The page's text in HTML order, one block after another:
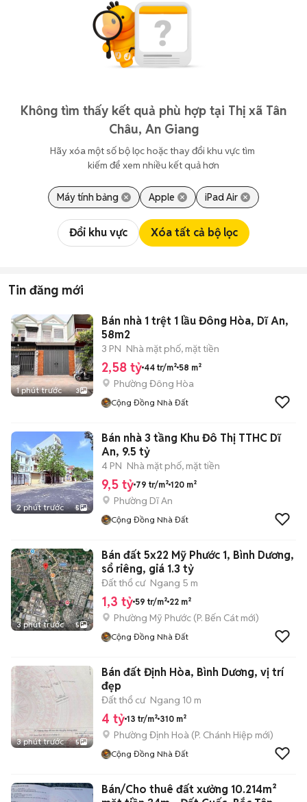
Không tìm thấy kết quả phù hợp tại Thị xã Tân
Châu, An Giang
Hãy xóa một số bộ lọc hoặc thay đổi khu vực tìm
kiếm để xem nhiều kết quả hơn
Máy tính bảng Apple iPad Air
Đổi khu vực Xóa tất cả bộ lọc
Tin đăng mới
1 phút trước 3
Bán nhà 1 trệt 1 lầu Đông Hòa, Dĩ An,
58m2
3 PN Nhà mặt phố, mặt tiền
2,58 tỷ 44 tr/m² 58 m²
Phường Đông Hòa
Cộng Đồng Nhà Đất
2 phút trước 5
Bán nhà 3 tầng Khu Đô Thị TTHC Dĩ
An, 9.5 tỷ
4 PN Nhà mặt phố, mặt tiền
9,5 tỷ 79 tr/m² 120 m²
Phường Dĩ An
Cộng Đồng Nhà Đất
3 phút trước 5
Bán đất 5x22 Mỹ Phước 1, Bình Dương,
sổ riêng, giá 1.3 tỷ
Đất thổ cư Ngang 5 m
1,3 tỷ 59 tr/m² 22 m²
Phường Mỹ Phước (P. Bến Cát mới)
Cộng Đồng Nhà Đất
3 phút trước 5
Bán đất Định Hòa, Bình Dương, vị trí
đẹp
Đất thổ cư Ngang 10 m
4 tỷ 13 tr/m² 310 m²
Phường Định Hoà (P. Chánh Hiệp mới)
Cộng Đồng Nhà Đất
Bán/Cho thuê đất xưởng 10.214m²